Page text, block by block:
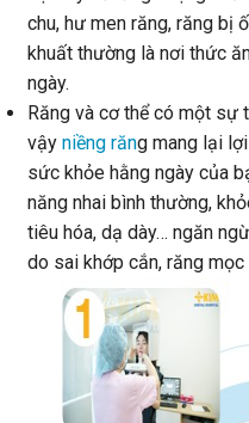
chu, hư men răng, răng bị
khuất thường là nơi thức
ngày.
Răng và cơ thể có một sự
vậy niềng răng mang lại
sức khỏe hằng ngày của
năng nhai bình thường,
tiêu hóa, dạ dày… ngăn
do sai khớp cắn, răng